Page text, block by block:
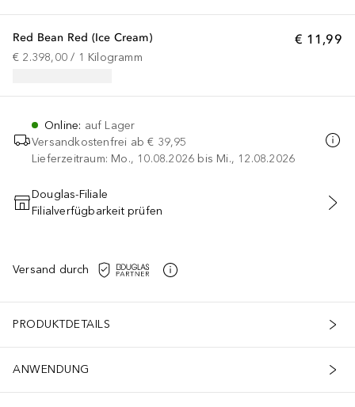
€ 11,99
Red Bean Red (Ice Cream)
€ 2.398,00 / 1 Kilogramm
Online: auf Lager
Versandkostenfrei ab € 39,95
Lieferzeitraum: Mo., 10.08.2026 bis Mi., 12.08.2026
IN DEN WARENKORB
Douglas-Filiale
Filialverfügbarkeit prüfen
Versand durch
PRODUKTDETAILS
ANWENDUNG